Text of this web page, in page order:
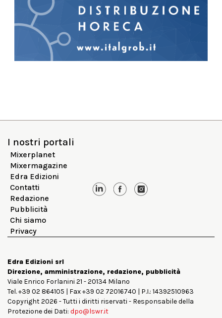
I nostri portali
Mixerplanet
Mixermagazine
Edra Edizioni
Contatti
Redazione
Pubblicità
Chi siamo
Privacy
Edra Edizioni srl
Direzione, amministrazione, redazione, pubblicità
Viale Enrico Forlanini 21 - 20134 Milano
Tel. +39 02 864105 | Fax +39 02 72016740 | P.I.: 14392510963
Copyright 2026 - Tutti i diritti riservati - Responsabile della
Protezione dei Dati: dpo@lswr.it